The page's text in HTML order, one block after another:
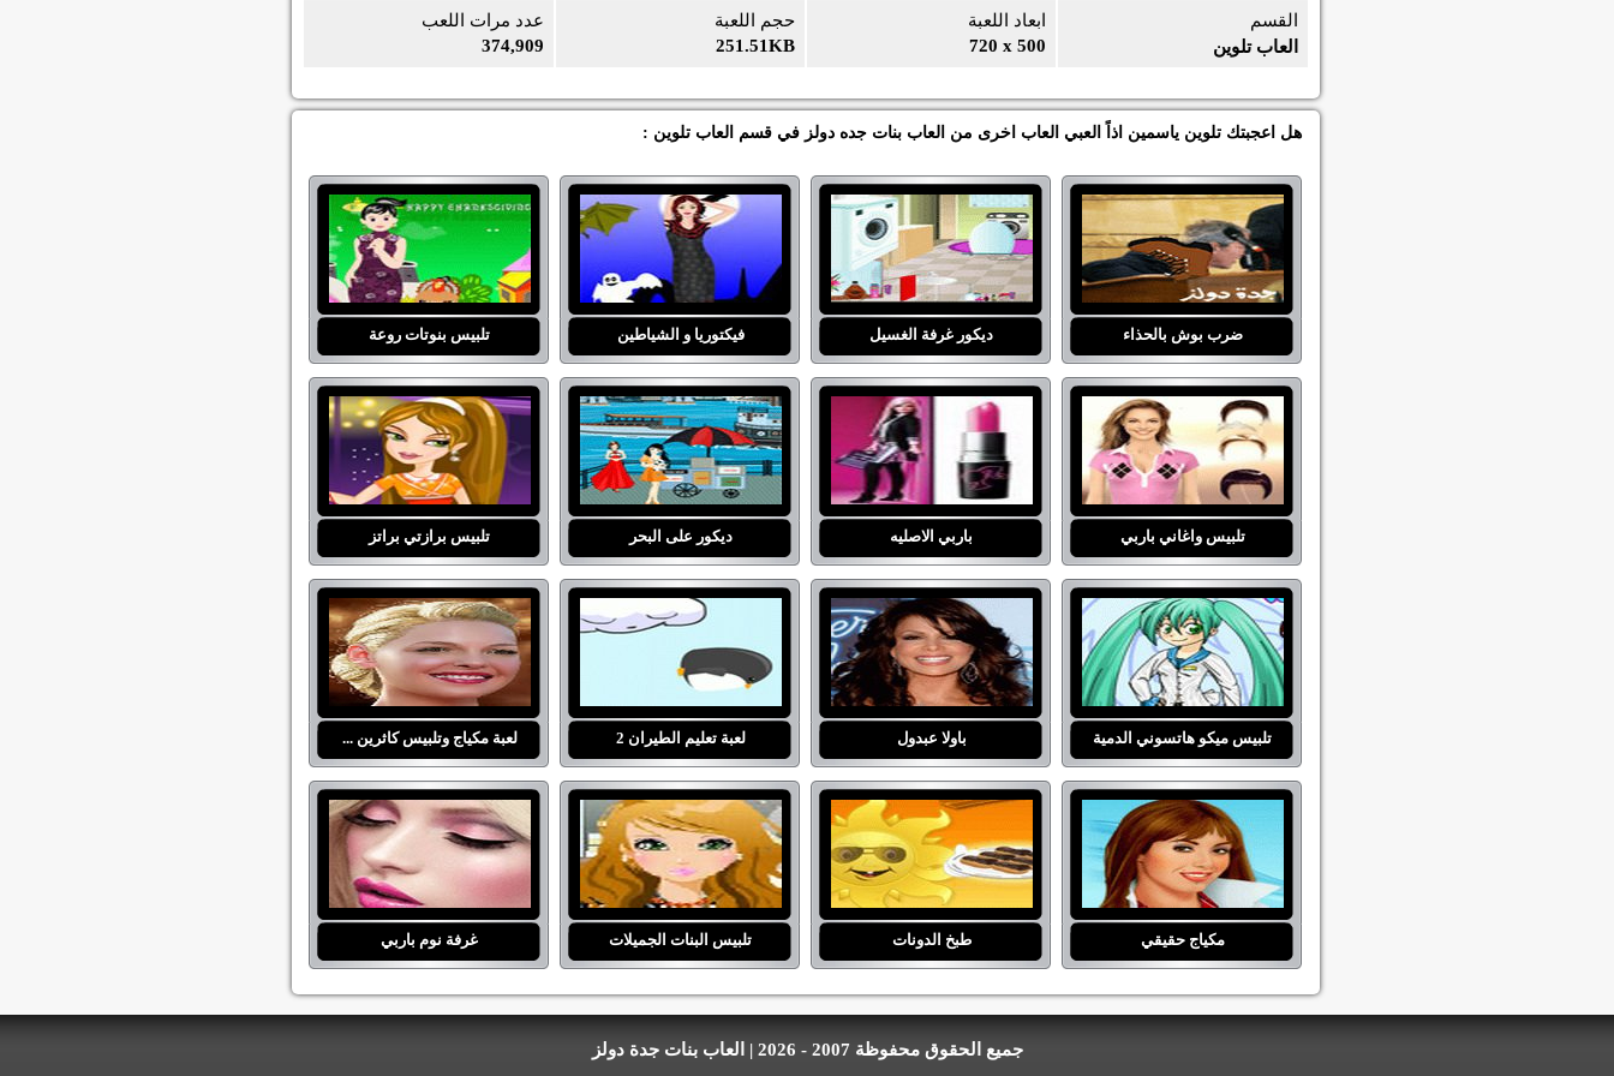
عدد مرات اللعب
374,909
حجم اللعبة
251.51KB
ابعاد اللعبة
720 x 500
القسم
العاب تلوين
هل اعجبتك تلوين ياسمين اذاً العبي العاب اخرى من العاب بنات جده دولز في قسم العاب تلوين :
ضرب بوش بالحذاء ديكور غرفة الغسيل فيكتوريا و الشياطين تلبيس بنوتات روعة
تلبيس واغاني باربي باربي الاصليه ديكور على البحر تلبيس برازتي براتز
تلبيس ميكو هاتسوني الدمية باولا عبدول لعبة تعليم الطيران 2 لعبة مكياج وتلبيس كاثرين ...
مكياج حقيقي طبخ الدونات تلبيس البنات الجميلات غرفة نوم باربي
جميع الحقوق محفوظة 2007 - 2026 | العاب بنات جدة دولز